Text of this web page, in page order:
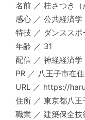
名前 ／ 桂さつき（
感心 ／ 公共経済学
特技 ／ ダンススポ
年齢 ／ 31
配信 ／ 神経経済学
PR ／ 八王子市在
URL ／ https://
住所 ／ 東京都八王
職業 ／ 建築保全技